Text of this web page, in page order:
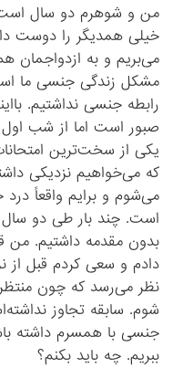
من و شوهرم دو سال است
خیلی همدیگر را دوست
می‌بریم و به ازدواجمان
مشکل زندگی جنسی ما
رابطه‌ جنسی نداشتیم.
صبور است اما از شب
یکی از سخت‌ترین
که ‌می‌خواهیم نزدیکی
می‌شوم و برایم واقعاً
است. چند بار طی دو سال
بدون مقدمه داشتیم. من
دادم و سعی کردم قبل از
نظر می‌رسد که چون
شوم. سابقه تجاوز
جنسی با همسرم داشته
ببریم. چه باید بکنم؟